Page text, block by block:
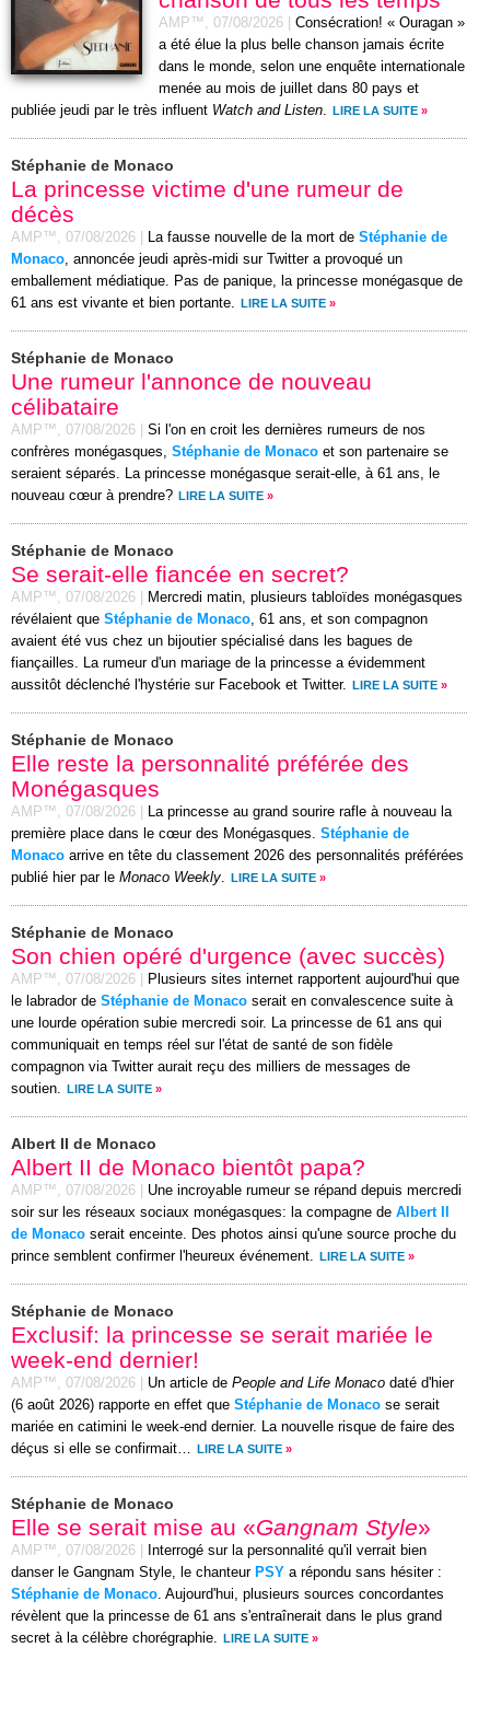
AMP™, 07/08/2026
Consécration! « Ouragan »
a été élue la plus belle chanson jamais écrite
dans le monde, selon une enquête internationale
menée au mois de juillet dans 80 pays et
publiée jeudi par le très influent Watch and Listen. LIRE LA SUITE »
Stéphanie de Monaco
La princesse victime d'une rumeur de
décès
AMP™, 07/08/2026 La fausse nouvelle de la mort de Stéphanie de
Monaco, annoncée jeudi après-midi sur Twitter a provoqué un
emballement médiatique. Pas de panique, la princesse monégasque de
61 ans est vivante et bien portante.
LIRE LA SUITE »
Stéphanie de Monaco
Une rumeur l'annonce de nouveau
célibataire
AMP™, 07/08/2026
Si l'on en croit les dernières rumeurs de nos
confrères monégasques, Stéphanie de Monaco et son partenaire se
seraient séparés. La princesse monégasque serait-elle, à 61 ans, le
nouveau cœur à prendre? LIRE LA SUITE »
Stéphanie de Monaco
Se serait-elle fiancée en secret?
AMP™, 07/08/2026
Mercredi matin, plusieurs tabloïdes monégasques
révélaient que Stéphanie de Monaco, 61 ans, et son compagnon
avaient été vus chez un bijoutier spécialisé dans les bagues de
fiançailles. La rumeur d'un mariage de la princesse a évidemment
aussitôt déclenché l'hystérie sur Facebook et Twitter.
LIRE LA SUITE »
Stéphanie de Monaco
Elle reste la personnalité préférée des
Monégasques
AMP™, 07/08/2026
La princesse au grand sourire rafle à nouveau la
première place dans le cœur des Monégasques. Stéphanie de
Monaco arrive en tête du classement 2026 des personnalités préférées
publié hier par le Monaco Weekly. LIRE LA SUITE »
Stéphanie de Monaco
Son chien opéré d'urgence (avec succès)
AMP™, 07/08/2026
Plusieurs sites internet rapportent aujourd'hui que
le labrador de Stéphanie de Monaco serait en convalescence suite à
une lourde opération subie mercredi soir. La princesse de 61 ans qui
communiquait en temps réel sur l'état de santé de son fidèle
compagnon via Twitter aurait reçu des milliers de messages de
soutien.
LIRE LA SUITE »
Albert II de Monaco
Albert II de Monaco bientôt papa?
AMP™, 07/08/2026
Une incroyable rumeur se répand depuis mercredi
soir sur les réseaux sociaux monégasques: la compagne de Albert II
de Monaco serait enceinte. Des photos ainsi qu'une source proche du
prince semblent confirmer l'heureux événement.
LIRE LA SUITE »
Stéphanie de Monaco
Exclusif: la princesse se serait mariée le
week-end dernier!
AMP™, 07/08/2026 Un article de People and Life Monaco daté d'hier
(6 août 2026) rapporte en effet que Stéphanie de Monaco se serait
mariée en catimini le week-end dernier. La nouvelle risque de faire des
déçus si elle se confirmait…
LIRE LA SUITE »
Stéphanie de Monaco
Elle se serait mise au «Gangnam Style»
AMP™, 07/08/2026
Interrogé sur la personnalité qu'il verrait bien
danser le Gangnam Style, le chanteur PSY a répondu sans hésiter :
Stéphanie de Monaco. Aujourd'hui, plusieurs sources concordantes
révèlent que la princesse de 61 ans s'entraînerait dans le plus grand
secret à la célèbre chorégraphie.
LIRE LA SUITE »